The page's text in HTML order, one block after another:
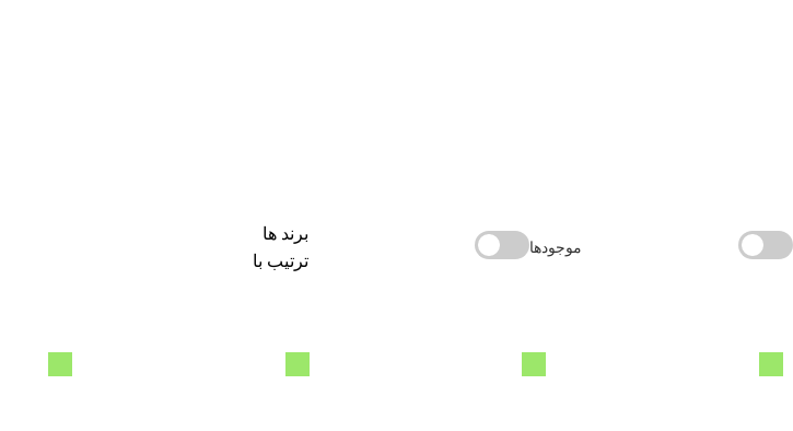
موجودها
برند ها
ترتیب با